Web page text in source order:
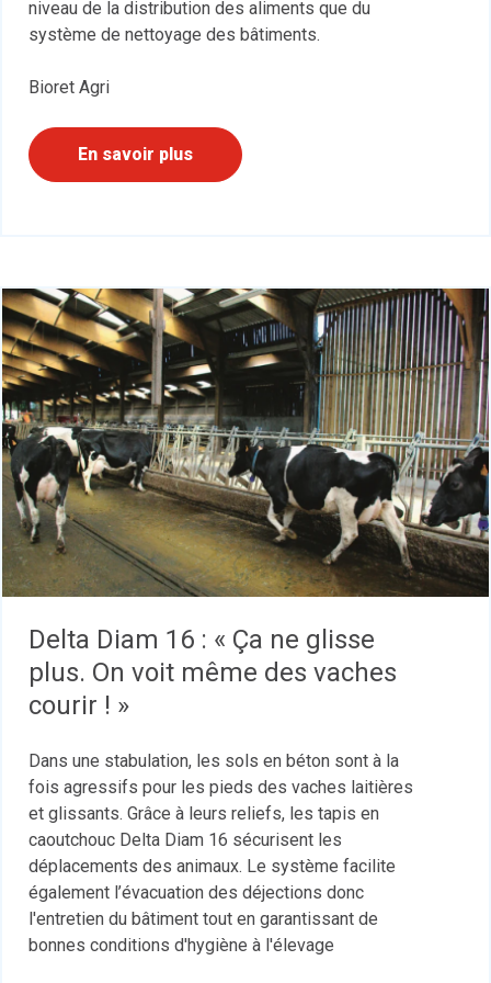
niveau de la distribution des aliments que du
système de nettoyage des bâtiments.
Bioret Agri
En savoir plus
Delta Diam 16 : « Ça ne glisse
plus. On voit même des vaches
courir ! »
Dans une stabulation, les sols en béton sont à la
fois agressifs pour les pieds des vaches laitières
et glissants. Grâce à leurs reliefs, les tapis en
caoutchouc Delta Diam 16 sécurisent les
déplacements des animaux. Le système facilite
également l’évacuation des déjections donc
l'entretien du bâtiment tout en garantissant de
bonnes conditions d'hygiène à l'élevage